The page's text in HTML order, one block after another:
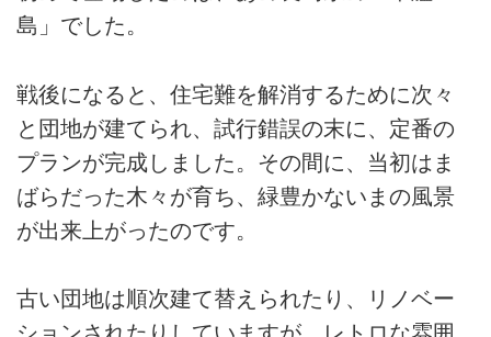
島」でした。
戦後になると、住宅難を解消するために次々
と団地が建てられ、試行錯誤の末に、定番の
プランが完成しました。その間に、当初はま
ばらだった木々が育ち、緑豊かないまの風景
が出来上がったのです。
古い団地は順次建て替えられたり、リノベー